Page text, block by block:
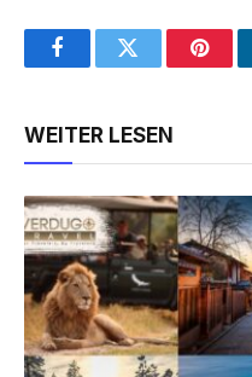
FacebookTwitter
WEITER LESEN